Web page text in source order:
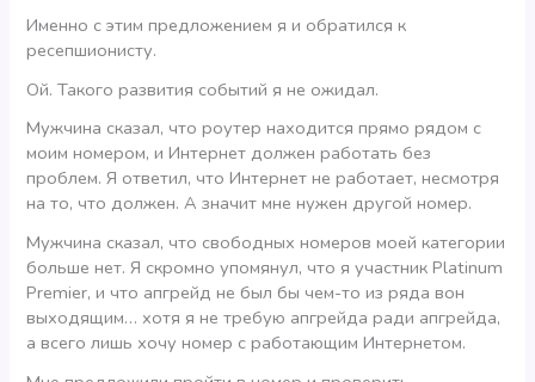
Именно с этим предложением я и обратился к
ресепшионисту.
Ой. Такого развития событий я не ожидал.
Мужчина сказал, что роутер находится прямо рядом с
моим номером, и Интернет должен работать без
проблем. Я ответил, что Интернет не работает, несмотря
на то, что должен. А значит мне нужен другой номер.
Мужчина сказал, что свободных номеров моей категории
больше нет. Я скромно упомянул, что я участник Platinum
Premier, и что апгрейд не был бы чем-то из ряда вон
выходящим… хотя я не требую апгрейда ради апгрейда,
а всего лишь хочу номер с работающим Интернетом.